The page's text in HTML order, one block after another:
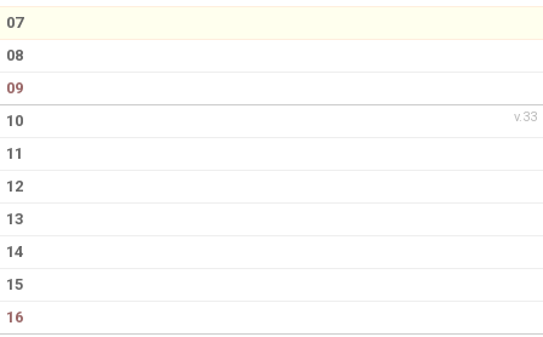
07
08
09
v.33
10
11
12
13
14
15
16